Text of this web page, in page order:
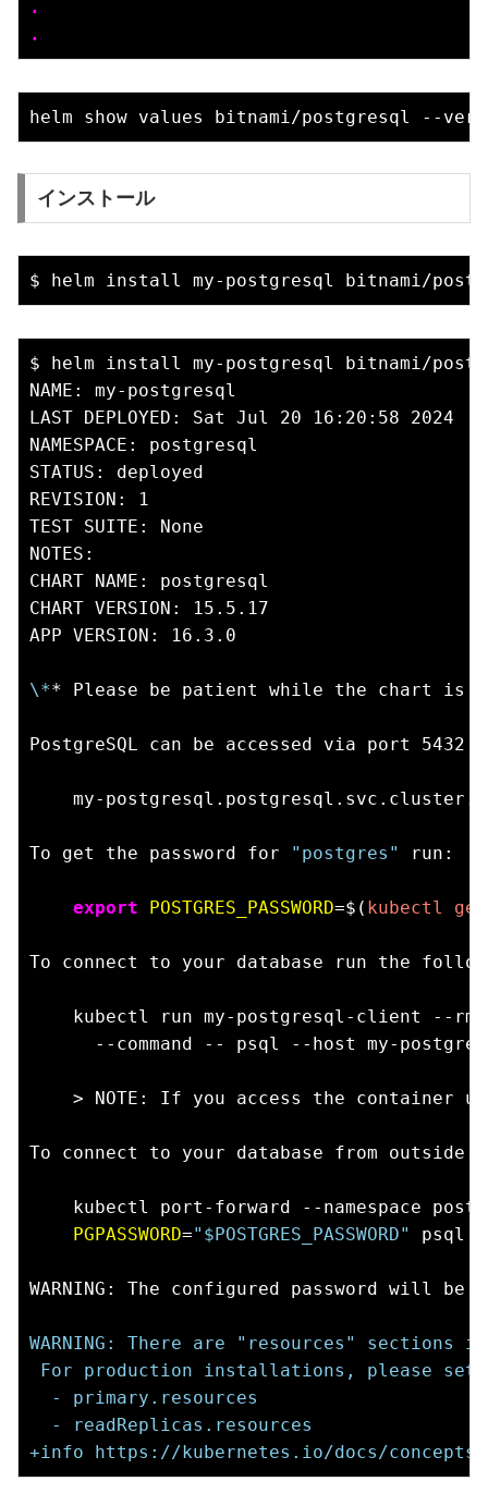
.
.
インストール
$ helm install my-postgresql bitnami/
NAME: my-postgresql
LAST DEPLOYED: Sat Jul 20 16:20:58 2024
NAMESPACE: postgresql
STATUS: deployed
REVISION: 1
TEST SUITE: None
NOTES:
CHART NAME: postgresql
CHART VERSION: 15.5.17
APP VERSION: 16.3.0
\** Please be patient while the chart is
PostgreSQL can be accessed via port
my-
To get the password for "postgres" run:
export POSTGRES_PASSWORD=$( kubectl
To connect to your database run the
kubectl run my-postgresql-client --rm
--command -- psql --host my-
> NOTE: If you access the container
To connect to your database from outside
kubectl port-forward --namespace
PGPASSWORD="$POSTGRES_PASSWORD" psql
WARNING: The configured password will
WARNING: There are "resources"
For production installations, please set
  - primary.resources
  - readReplicas.resources
+info https://kubernetes.io/docs/concepts/